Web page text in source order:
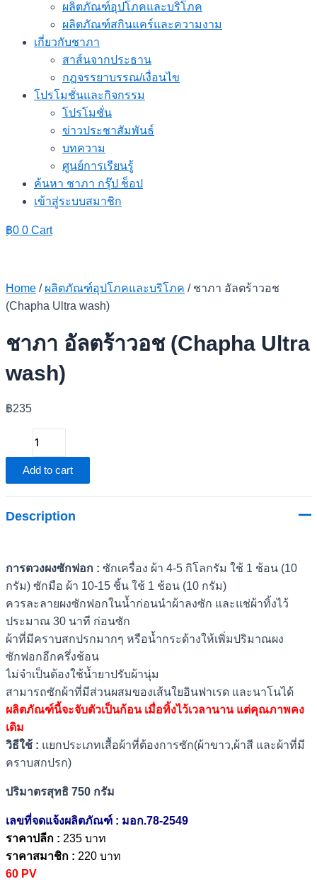
ผลิตภัณฑ์อุปโภคและบริโภค
ผลิตภัณฑ์สกินแคร์และความงาม
เกี่ยวกับชาภา
สาส์นจากประธาน
กฎจรรยาบรรณ/เงื่อนไข
โปรโมชั่นและกิจกรรม
โปรโมชั่น
ข่าวประชาสัมพันธ์
บทความ
ศูนย์การเรียนรู้
ค้นหา ชาภา กรุ๊ป ช็อป
เข้าสู่ระบบสมาชิก
฿0 0 Cart
Home / ผลิตภัณฑ์อุปโภคและบริโภค / ชาภา อัลตร้าวอช
(Chapha Ultra wash)
ชาภา อัลตร้าวอช (Chapha Ultra
wash)
฿235
อัลต
ร้าวAdd to cart
Description
การตวงผงซักฟอก : ซักเครื่อง ผ้า 4-5 กิโลกรัม ใช้ 1 ช้อน (10
กรัม) ซักมือ ผ้า 10-15 ชิ้น ใช้ 1 ช้อน (10 กรัม)
ควรละลายผงซักฟอกในน้ำก่อนนำผ้าลงซัก และแช่ผ้าทิ้งไว้
ประมาณ 30 นาที ก่อนซัก
ผ้าที่มีคราบสกปรกมากๆ หรือน้ำกระด้างให้เพิ่มปริมาณผง
ซักฟอกอีกครึ่งช้อน
ไม่จำเป็นต้องใช้น้ำยาปรับผ้านุ่ม
สามารถซักผ้าที่มีส่วนผสมของเส้นใยอินฟาเรด และนาโนได้
ผลิตภัณฑ์นี้จะจับตัวเป็นก้อน เมื่อทิ้งไว้เวลานาน แต่คุณภาพคง
เดิม
วิธีใช้ : แยกประเภทเสื้อผ้าที่ต้องการซัก(ผ้าขาว,ผ้าสี และผ้าที่มี
คราบสกปรก)
ปริมาตรสุทธิ 750 กรัม
เลขที่จดแจ้งผลิตภัณฑ์ : มอก.78-2549
ราคาปลีก : 235 บาท
ราคาสมาชิก : 220 บาท
60 PV